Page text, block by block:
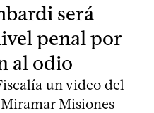
será
penal por
al odio
un video del
Misiones